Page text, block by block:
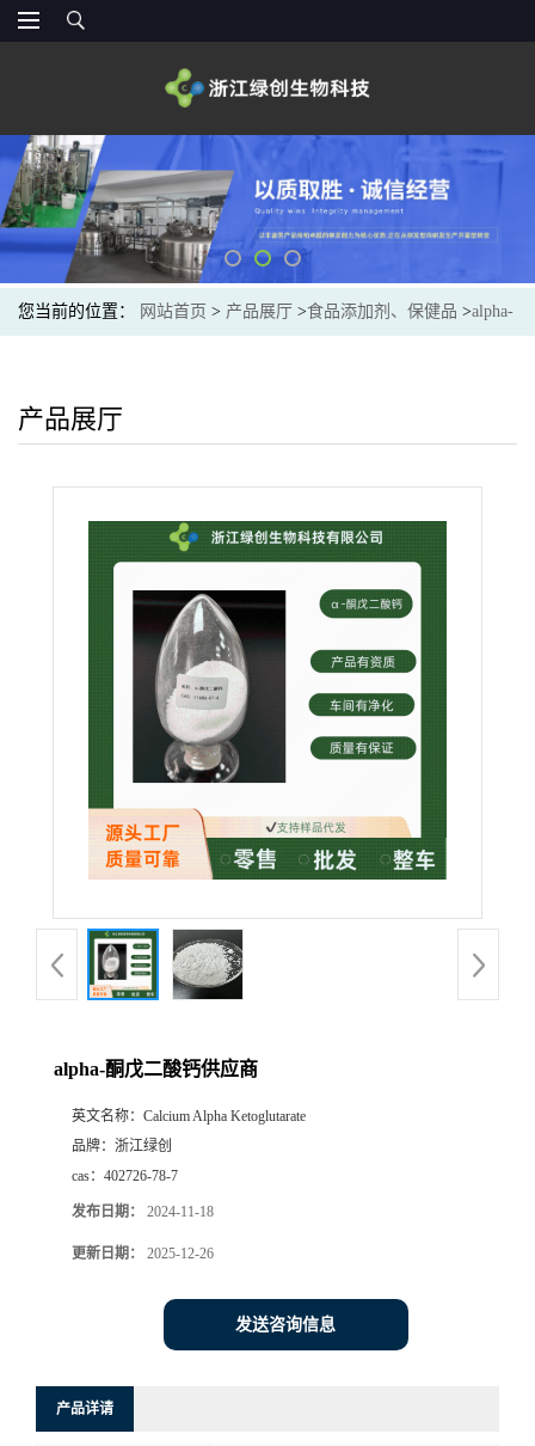
您当前的位置： 网站首页 > 产品展厅 >食品添加剂、保健品 >alpha-
产品展厅
alpha-酮戊二酸钙供应商
英文名称： Calcium Alpha Ketoglutarate
品牌： 浙江绿创
cas： 402726-78-7
发布日期： 2024-11-18
更新日期： 2025-12-26
发送咨询信息
产品详请